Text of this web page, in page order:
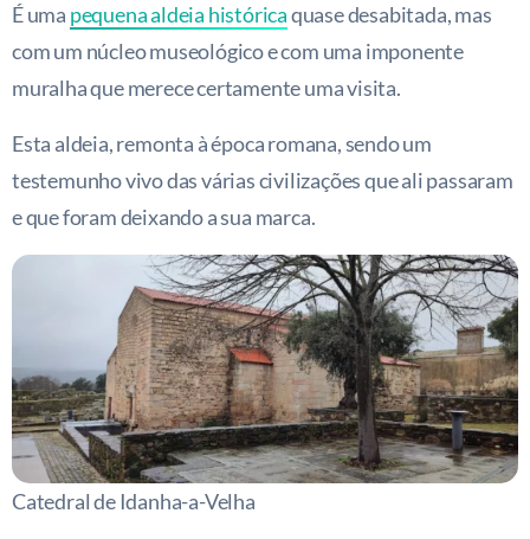
É uma pequena aldeia históricaquase desabitada, mas
com um núcleo museológico e com uma imponente
muralha que merece certamente uma visita.
Esta aldeia, remonta à época romana, sendo um
testemunho vivo das várias civilizações que ali passaram
e que foram deixando a sua marca.
Catedral de Idanha-a-Velha